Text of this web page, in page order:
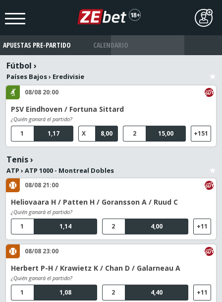
APUESTAS PRE-PARTIDO CALENDARIO
Fútbol ›
Países Bajos› Eredivisie
08/08 20:00
PSV Eindhoven / Fortuna Sittard
¿Quién ganará el partido?
1,17
1 8,00
X 15,00
2 +151
Tenis›
ATP › ATP 1000 - Montreal Dobles
08/08 21:00
Heliovaara H / Patten H / Goransson A / Ruud C
¿Quién ganará el partido?
1,14
1 4,00
2 +11
08/08 23:00
Herbert P-H / Krawietz K / Chan D / Galarneau A
¿Quién ganará el partido?
1,08
1 4,40
2 +11